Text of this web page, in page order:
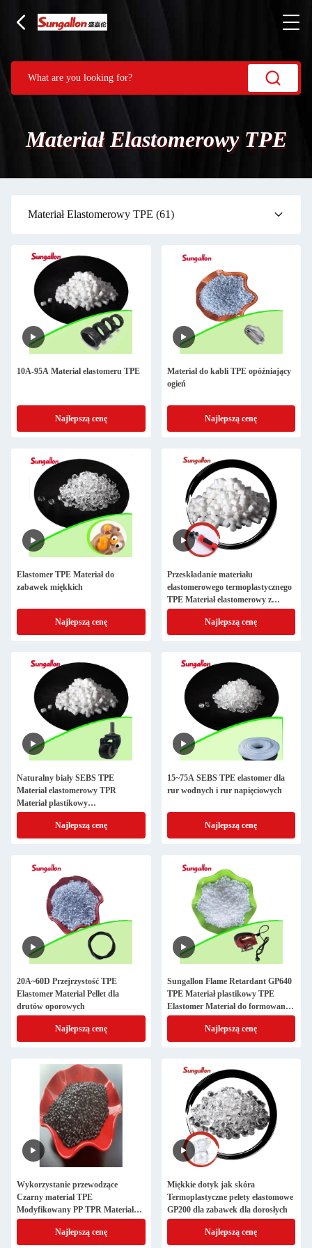
Materiał Elastomerowy TPE
Materiał Elastomerowy TPE (61)
10A-95A Materiał elastomeru TPE
Najlepszą cenę
Materiał do kabli TPE opóźniający
ogień
Najlepszą cenę
Elastomer TPE Materiał do
zabawek miękkich
Najlepszą cenę
Przeskładanie materiału
elastomerowego termoplastycznego
TPE Materiał elastomerowy z
PC/ABS/PETG dla aparatów do
Najlepszą cenę
Naturalny biały SEBS TPE
Materiał elastomerowy TPR
Materiał plastikowy
Zindywidualizowana twardość i
Najlepszą cenę
15~75A SEBS TPE elastomer dla
rur wodnych i rur napięciowych
Najlepszą cenę
20A~60D Przejrzystość TPE
Elastomer Material Pellet dla
drutów oporowych
Najlepszą cenę
Sungallon Flame Retardant GP640
TPE Materiał plastikowy TPE
Elastomer Materiał do formowania
wtryskowego
Najlepszą cenę
Wykorzystanie przewodzące
Czarny materiał TPE
Modyfikowany PP TPR Materiał
plastikowy 60A ~ 95A Twardota
Najlepszą cenę
Miękkie dotyk jak skóra
Termoplastyczne pelety elastomowe
GP200 dla zabawek dla dorosłych
Najlepszą cenę